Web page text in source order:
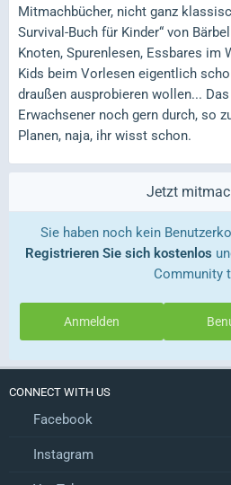
Mitmachbücher, nicht ganz
Survival-Buch für Kinder“ von
Knoten, Spurenlesen, Essbares im
Kids beim Vorlesen eigentlich
draußen ausprobieren wollen...
Erwachsener noch gern durch, so
Planen, naja, ihr wisst schon.
Jetzt
Sie haben noch kein
Registrieren Sie sich kostenlos
Community
Anmelden
CONNECT WITH US
Facebook
Instagram